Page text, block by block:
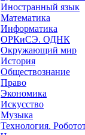
Иностранный язык
Математика
Информатика
ОРКиСЭ. ОДНК
Окружающий мир
История
Обществознание
Право
Экономика
Искусство
Музыка
Технология.